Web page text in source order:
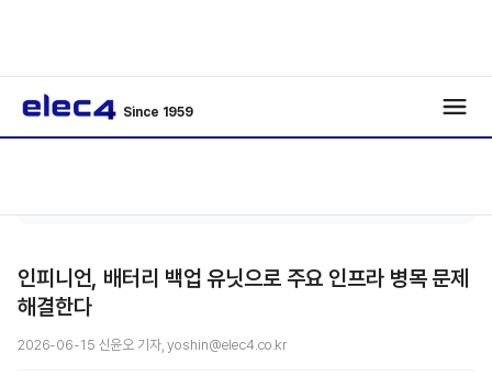
Since 1959
인피니언, 배터리 백업 유닛으로 주요 인프라 병목 문제
해결한다
2026-06-15 신윤오 기자, yoshin@elec4.co.kr